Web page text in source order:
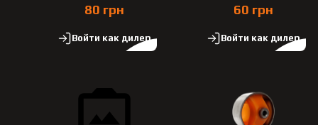
80 грн
Войти как дилер
60 грн
Войти как дилер